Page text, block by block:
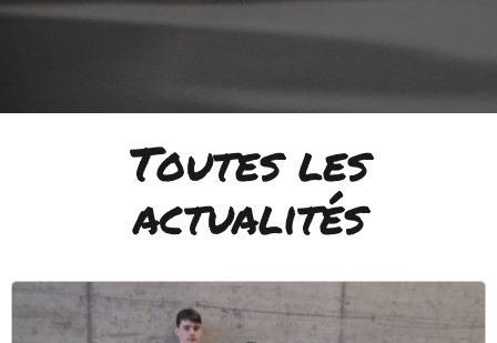
Toutes les
actualités